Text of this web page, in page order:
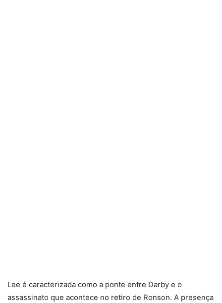
Lee é caracterizada como a ponte entre Darby e o
assassinato que acontece no retiro de Ronson. A presença